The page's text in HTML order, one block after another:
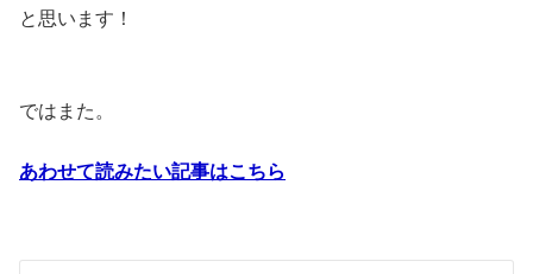
と思います！
ではまた。
あわせて読みたい記事はこちら